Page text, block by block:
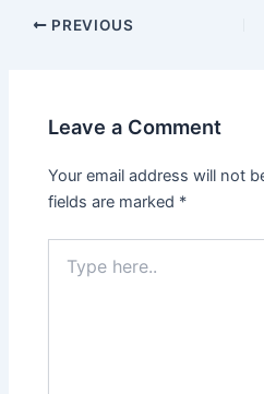
PREVIOUS
Leave a Comment
Your email address will not
fields are marked *
here..